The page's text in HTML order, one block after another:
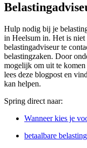
Hulp nodig bij je
in Heelsum in. Het is
belastingadviseur te
belastingzaken. Door
mogelijk om uit te
lees deze blogpost en
kan helpen.
Spring direct naar:
Wanneer kies je
betaalbare